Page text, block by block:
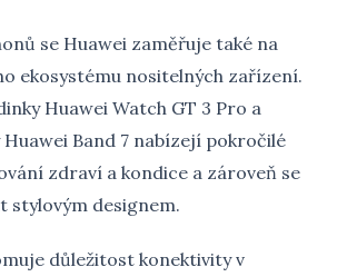
se Huawei zaměřuje také na
ekosystému nositelných zařízení.
Huawei Watch GT 3 Pro a
Band 7 nabízejí pokročilé
zdraví a kondice a zároveň se
stylovým designem.
důležitost konektivity v